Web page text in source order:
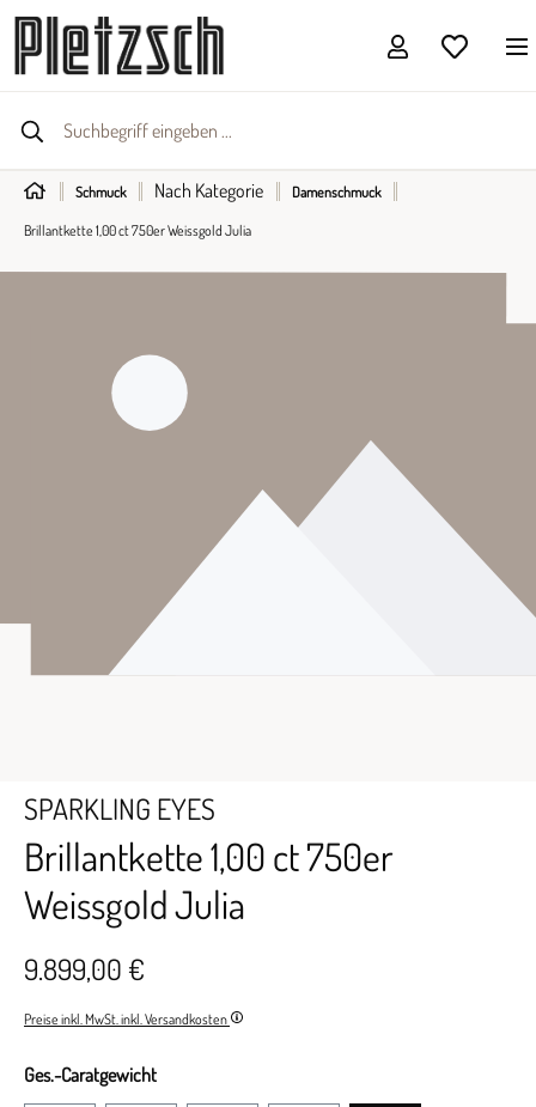
Schmuck Nach Kategorie Damenschmuck
Brillantkette 1,00 ct 750er Weissgold Julia
SPARKLING EYES
Brillantkette 1,00 ct 750er
Weissgold Julia
9.899,00 €
Preise inkl. MwSt. inkl. Versandkosten
Ges.-Caratgewicht